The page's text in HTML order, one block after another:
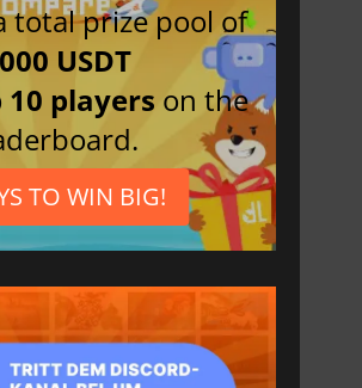
total prize pool of
USDT
players on the
TO WIN BIG!